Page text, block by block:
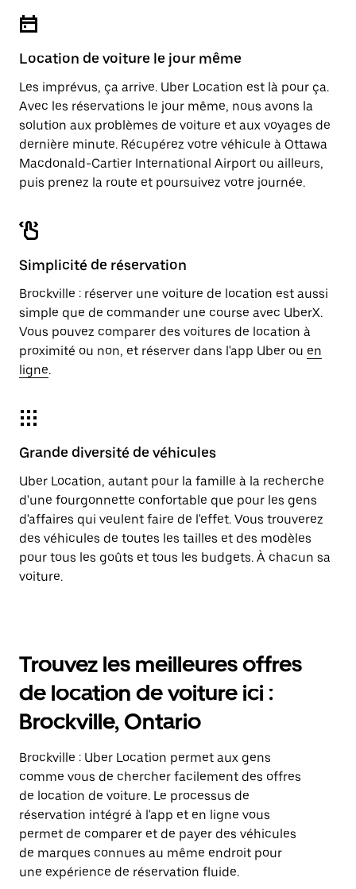
le
calendrier.
touche
d'échappement
fermer
calendrier.
Location de voiture le jour même
Les imprévus, ça arrive. Uber Location est là pour ça.
Avec les réservations le jour même, nous avons la
solution aux problèmes de voiture et aux voyages de
dernière minute. Récupérez votre véhicule à Ottawa
Macdonald-Cartier International Airport ou ailleurs,
puis prenez la route et poursuivez votre journée.
Simplicité de réservation
Brockville : réserver une voiture de location est aussi
simple que de commander une course avec UberX.
Vous pouvez comparer des voitures de location à
proximité ou non, et réserver dans l'app Uber ou en
ligne.
Grande diversité de véhicules
Uber Location, autant pour la famille à la recherche
d'une fourgonnette confortable que pour les gens
d'affaires qui veulent faire de l'effet. Vous trouverez
des véhicules de toutes les tailles et des modèles
pour tous les goûts et tous les budgets. À chacun sa
voiture.
Trouvez les meilleures offres
de location de voiture ici :
Brockville, Ontario
Brockville : Uber Location permet aux gens
comme vous de chercher facilement des offres
de location de voiture. Le processus de
réservation intégré à l'app et en ligne vous
permet de comparer et de payer des véhicules
de marques connues au même endroit pour
une expérience de réservation fluide.